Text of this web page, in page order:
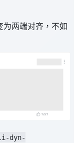
为两端对齐，不如
dyn-